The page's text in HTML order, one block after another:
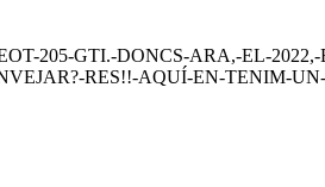
205-GTI.-DONCS-ARA,-EL-
RES!!-AQUÍ-EN-TENIM-